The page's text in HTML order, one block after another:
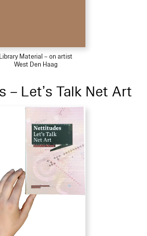
Library Material – on artist
West Den Haag
– Let’s Talk Net Art